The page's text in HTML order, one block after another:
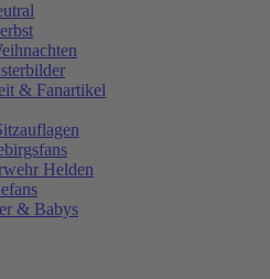
& Fanartikel
Helden
& Babys